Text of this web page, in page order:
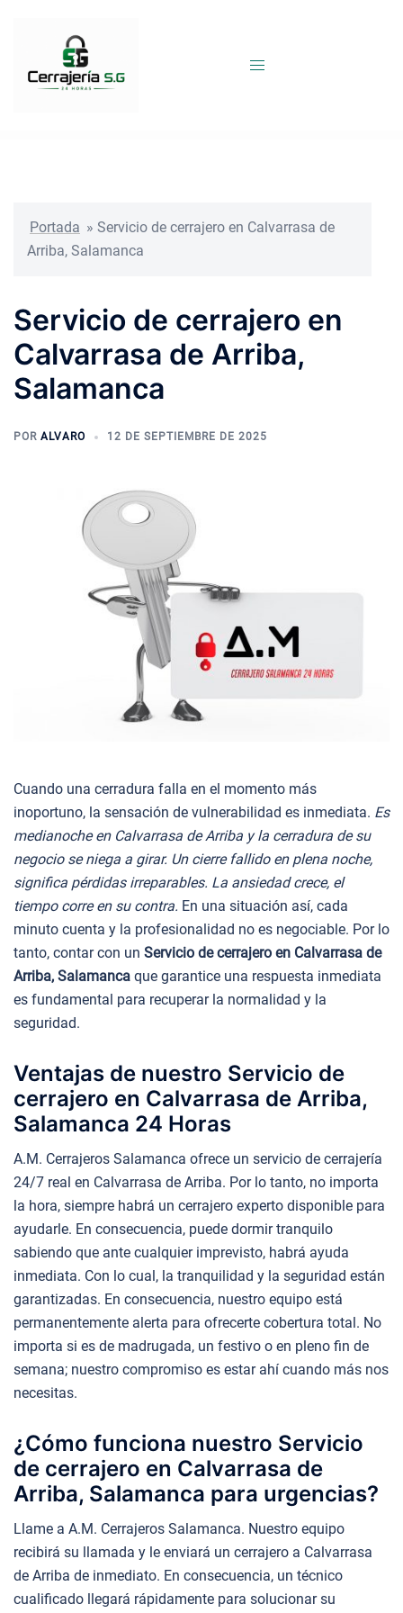
Portada » Servicio de cerrajero en Calvarrasa de
Arriba, Salamanca
Servicio de cerrajero en
Calvarrasa de Arriba,
Salamanca
POR ALVARO 12 DE SEPTIEMBRE DE 2025
Cuando una cerradura falla en el momento más
inoportuno, la sensación de vulnerabilidad es inmediata. Es
medianoche en Calvarrasa de Arriba y la cerradura de su
negocio se niega a girar. Un cierre fallido en plena noche,
significa pérdidas irreparables. La ansiedad crece, el
tiempo corre en su contra. En una situación así, cada
minuto cuenta y la profesionalidad no es negociable. Por lo
tanto, contar con un Servicio de cerrajero en Calvarrasa de
Arriba, Salamanca que garantice una respuesta inmediata
es fundamental para recuperar la normalidad y la
seguridad.
Ventajas de nuestro Servicio de
cerrajero en Calvarrasa de Arriba,
Salamanca 24 Horas
A.M. Cerrajeros Salamanca ofrece un servicio de cerrajería
24/7 real en Calvarrasa de Arriba. Por lo tanto, no importa
la hora, siempre habrá un cerrajero experto disponible para
ayudarle. En consecuencia, puede dormir tranquilo
sabiendo que ante cualquier imprevisto, habrá ayuda
inmediata. Con lo cual, la tranquilidad y la seguridad están
garantizadas. En consecuencia, nuestro equipo está
permanentemente alerta para ofrecerte cobertura total. No
importa si es de madrugada, un festivo o en pleno fin de
semana; nuestro compromiso es estar ahí cuando más nos
necesitas.
¿Cómo funciona nuestro Servicio
de cerrajero en Calvarrasa de
Arriba, Salamanca para urgencias?
Llame a A.M. Cerrajeros Salamanca. Nuestro equipo
recibirá su llamada y le enviará un cerrajero a Calvarrasa
de Arriba de inmediato. En consecuencia, un técnico
cualificado llegará rápidamente para solucionar su